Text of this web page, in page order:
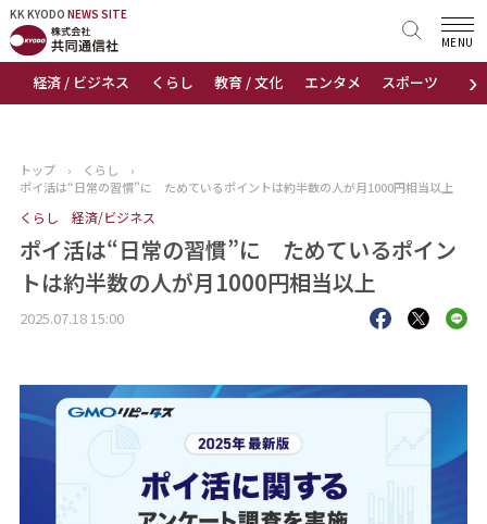
KK KYODO NEWS SITE
›
経済 / ビジネス くらし 教育 / 文化 エンタメ スポーツ 地域
MENU
KK KYODONEWS SITE
トップページ
ニュース
おすすめコンテンツ
出版物
トップ › くらし
›
ポイ活は“日常の習慣”に ためているポイントは約半数の人が月1000円相当以上
くらし 経済/ビジネス
ポイ活は“日常の習慣”に ためているポイン
トは約半数の人が月1000円相当以上
2025.07.18 15:00